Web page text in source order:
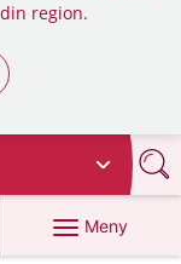
region.
Meny